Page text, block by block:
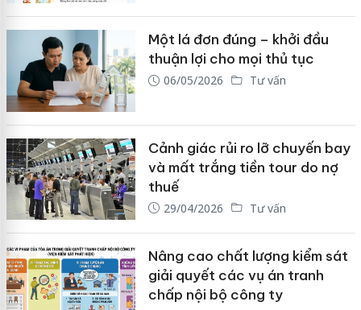
Một lá đơn đúng – khởi đầu
thuận lợi cho mọi thủ tục
06/05/2026 Tư vấn
Cảnh giác rủi ro lỡ chuyến bay
và mất trắng tiền tour do nợ
thuế
29/04/2026 Tư vấn
Nâng cao chất lượng kiểm sát
giải quyết các vụ án tranh
chấp nội bộ công ty